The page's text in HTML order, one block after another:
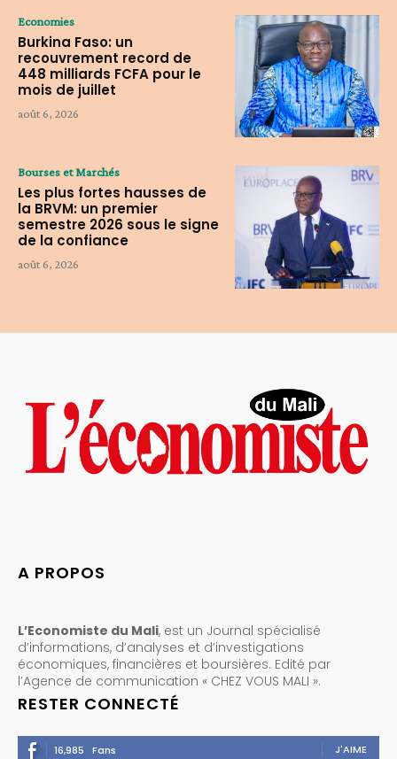
Economies
Burkina Faso: un
recouvrement record de
448 milliards FCFA pour le
mois de juillet
août 6, 2026
Bourses et Marchés
Les plus fortes hausses de
la BRVM: un premier
semestre 2026 sous le signe
de la confiance
août 6, 2026
A PROPOS
L’Economiste du Mali, est un Journal spécialisé
d’informations, d’analyses et d’investigations
économiques, financières et boursières. Edité par
l’Agence de communication « CHEZ VOUS MALI ».
RESTER CONNECTÉ
16,985 Fans J'AIME